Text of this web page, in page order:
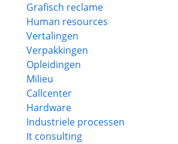
Grafisch reclame
Human resources
Vertalingen
Verpakkingen
Opleidingen
Milieu
Callcenter
Hardware
Industriele processen
It consulting